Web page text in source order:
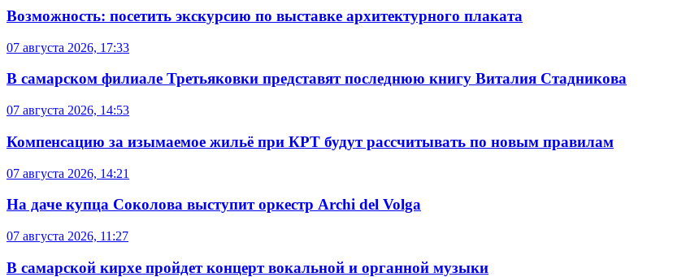
Возможность: посетить экскурсию по выставке архитектурного плаката
07 августа 2026, 17:33
В самарском филиале Третьяковки представят последнюю книгу Виталия Стадникова
07 августа 2026, 14:53
Компенсацию за изымаемое жильё при КРТ будут рассчитывать по новым правилам
07 августа 2026, 14:21
На даче купца Соколова выступит оркестр Archi del Volga
07 августа 2026, 11:27
В самарской кирхе пройдет концерт вокальной и органной музыки